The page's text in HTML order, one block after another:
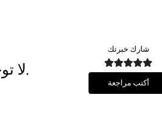
لا توجد مراجعات حتى الآن. كن أول من يضيف مراجعة.
شارك خبرتك
أكتب مراجعة